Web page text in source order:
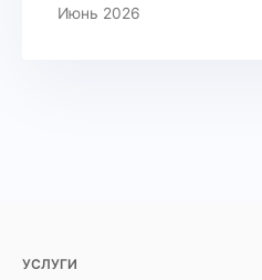
Июнь 2026
УСЛУГИ